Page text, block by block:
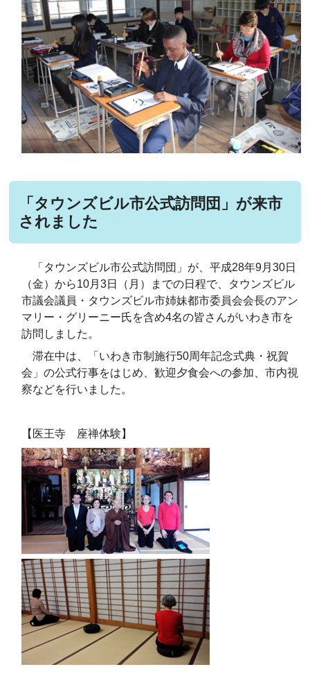
「タウンズビル市公式訪問団」が来市
されました
「タウンズビル市公式訪問団」が、平成28年9月30日
（金）から10月3日（月）までの日程で、タウンズビル
市議会議員・タウンズビル市姉妹都市委員会会長のアン
マリー・グリーニー氏を含め4名の皆さんがいわき市を
訪問しました。
滞在中は、「いわき市制施行50周年記念式典・祝賀
会」の公式行事をはじめ、歓迎夕食会への参加、市内視
察などを行いました。
【医王寺 座禅体験】